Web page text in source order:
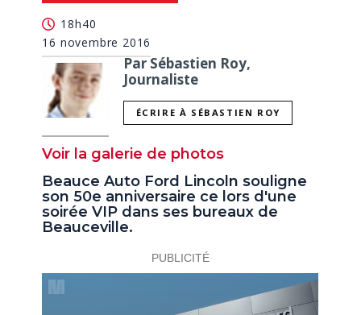
18h40
16 novembre 2016
Par Sébastien Roy,
Journaliste
ÉCRIRE À SÉBASTIEN ROY
Voir la galerie de photos
Beauce Auto Ford Lincoln souligne
son 50e anniversaire ce lors d'une
soirée VIP dans ses bureaux de
Beauceville.